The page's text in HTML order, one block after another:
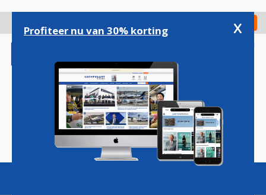
gaan
Check in
Magazine Podcasts Vacatures
Profiteer nu van 30% korting x